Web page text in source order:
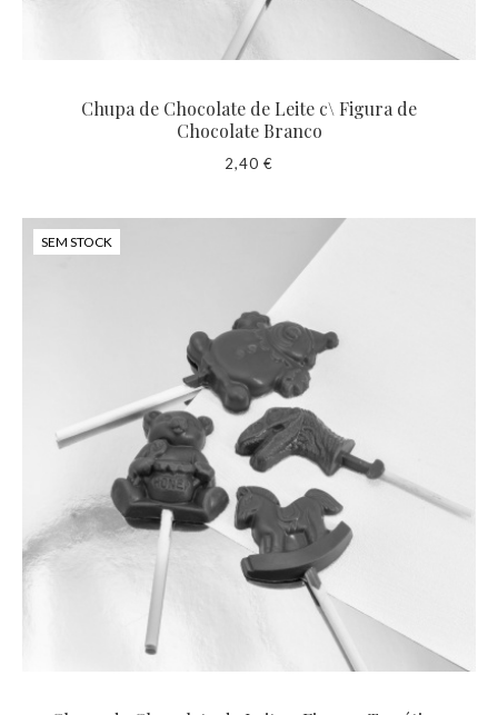
Chupa de Chocolate de Leite c\ Figura de
Chocolate Branco
2,40 €
SEM STOCK